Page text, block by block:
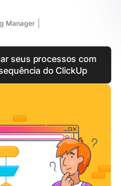
Manager
seus processos com
do ClickUp